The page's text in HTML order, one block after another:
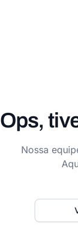
Ops,
Nossa